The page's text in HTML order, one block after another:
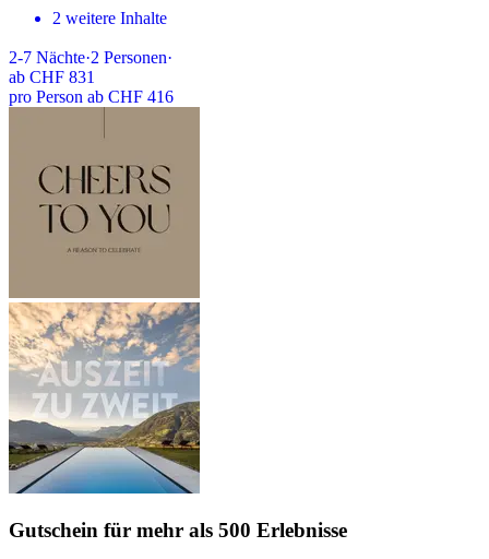
2 weitere Inhalte
2-7 Nächte·2 Personen·
ab CHF 831
pro Person ab CHF 416
Gutschein für mehr als 500 Erlebnisse